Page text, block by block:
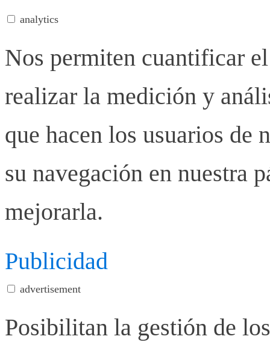
analytics
Nos permiten cuantificar
realizar la medición y
que hacen los usuarios de
su navegación en nuestra
mejorarla.
Publicidad
advertisement
Posibilitan la gestión de